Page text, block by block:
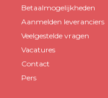
Betaalmogelijkheden
Aanmelden leveranciers
Veelgestelde vragen
Vacatures
Contact
Pers